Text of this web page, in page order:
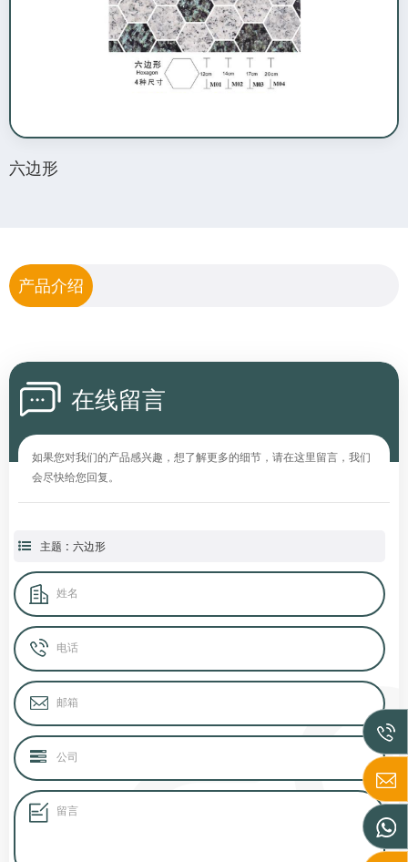
六边形
产品介绍
在线留言
如果您对我们的产品感兴趣，想了解更多的细节，请在这里留言，我们
会尽快给您回复。
主题 : 六边形